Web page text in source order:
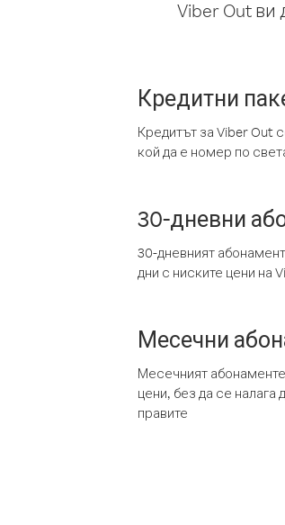
Viber Out ви
Кредитни
Кредитът за Viber Out
кой да е номер по
30-дневни
30-дневният
дни с ниските цени на
Месечни
Месечният
цени, без да се
правите